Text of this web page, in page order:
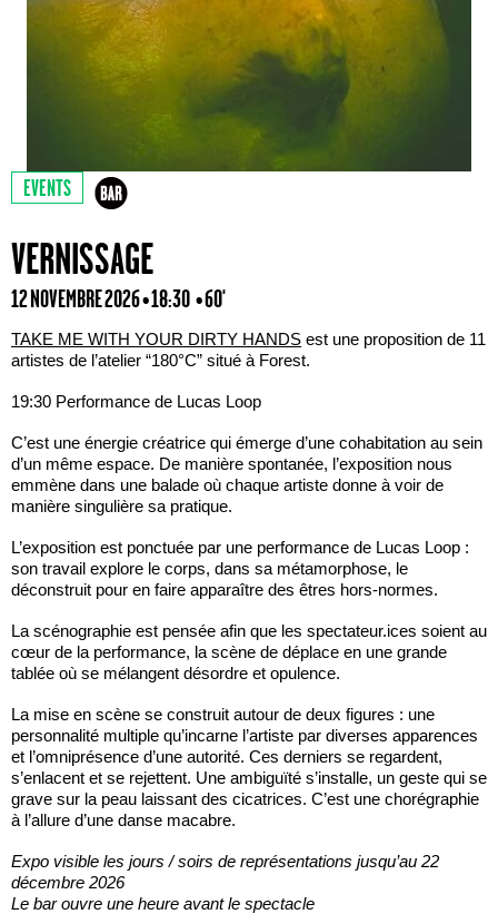
EVENTS
VERNISSAGE
12 NOVEMBRE 2026 • 18:30 • 60'
TAKE ME WITH YOUR DIRTY HANDS est une proposition de 11
artistes de l’atelier “180°C” situé à Forest.
19:30 Performance de Lucas Loop
C’est une énergie créatrice qui émerge d’une cohabitation au sein
d’un même espace. De manière spontanée, l’exposition nous
emmène dans une balade où chaque artiste donne à voir de
manière singulière sa pratique.
L’exposition est ponctuée par une performance de Lucas Loop :
son travail explore le corps, dans sa métamorphose, le
déconstruit pour en faire apparaître des êtres hors-normes.
La scénographie est pensée afin que les spectateur.ices soient au
cœur de la performance, la scène de déplace en une grande
tablée où se mélangent désordre et opulence.
La mise en scène se construit autour de deux figures : une
personnalité multiple qu’incarne l’artiste par diverses apparences
et l’omniprésence d’une autorité. Ces derniers se regardent,
s’enlacent et se rejettent. Une ambiguïté s’installe, un geste qui se
grave sur la peau laissant des cicatrices. C’est une chorégraphie
à l’allure d’une danse macabre.
Expo visible les jours / soirs de représentations jusqu’au 22
décembre 2026
Le bar ouvre une heure avant le spectacle